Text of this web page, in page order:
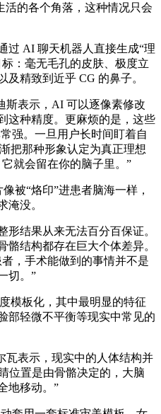
活的各个角落，这种情况只会
过 AI 聊天机器人直接生成“理
：毫无毛孔的皮肤、极度立
精致到近乎 CG 的鼻子。
斯表示，AI 可以逐像素修改
这种精度。更麻烦的是，这些
强。一旦用户长时间盯着自
把那种形象认定为真正理想
就会留在你的脑子里。”
被“烙印”进患者脑海一样，
淹没。
形结果从来无法百分百保证。
骼结构都存在巨大个体差异。
，手术能做到的事情并不是
切。”
模板化，其中最明显的特征
部轻微不平衡等现实中常见的
瓦表示，现实中的人体结构并
位置是由骨骼决定的，大脑
地移动。”